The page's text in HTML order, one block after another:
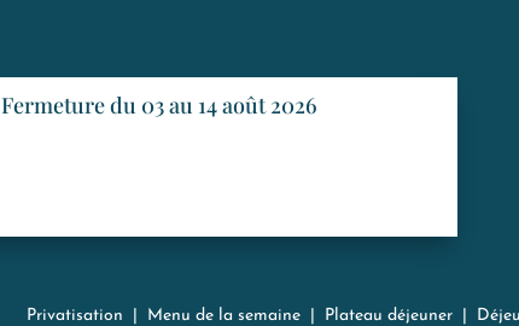
Fermeture du 03 au 14 août 2026
Privatisation Menu de la semaine| Plateau déjeuner|